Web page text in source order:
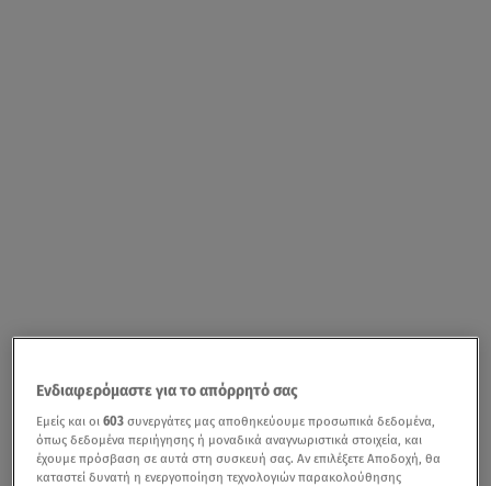
Ενδιαφερόμαστε για το απόρρητό σας
Εμείς και οι603 συνεργάτες μας αποθηκεύουμε προσωπικά δεδομένα,
όπως δεδομένα περιήγησης ή μοναδικά αναγνωριστικά στοιχεία, και
έχουμε πρόσβαση σε αυτά στη συσκευή σας. Αν επιλέξετε Αποδοχή, θα
καταστεί δυνατή η ενεργοποίηση τεχνολογιών παρακολούθησης